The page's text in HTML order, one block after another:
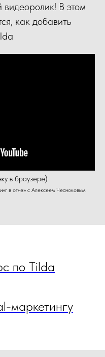
В этом
как добавить
в браузере)
в огне» с Алексеем Чесноковым.
по Tilda
маркетингу